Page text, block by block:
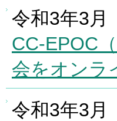
令和3年3月
CC-EPOC
会をオンラ
令和3年3月